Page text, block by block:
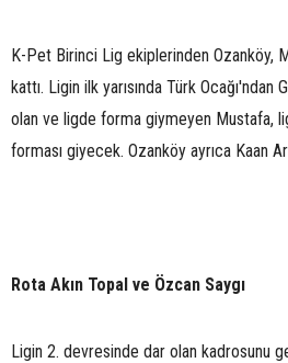
K-Pet Birinci Lig ekiplerinden Ozanköy,
kattı. Ligin ilk yarısında Türk
olan ve ligde forma giymeyen Mustafa,
forması giyecek. Ozanköy ayrıca Kaan
Rota Akın Topal ve Özcan Saygı
Ligin 2. devresinde dar olan kadrosunu